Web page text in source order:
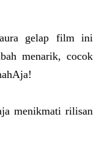
gelap film ini
menarik, cocok
menikmati rilisan